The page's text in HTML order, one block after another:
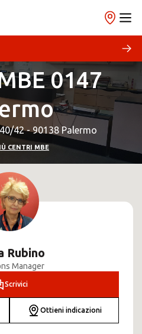
0147
42 - 90138 Palermo
CENTRI MBE
Rubino
Manager
Scrivici
Ottieni indicazioni